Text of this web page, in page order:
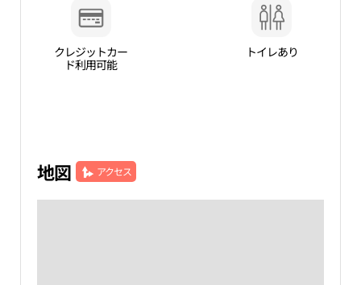
クレジットカー
ド利用可能
トイレあり
地図 アクセス